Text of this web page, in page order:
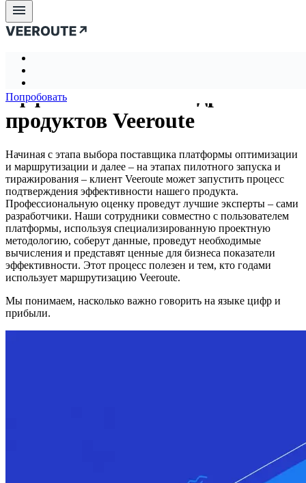
Попробовать
Математическое ядро
Vrt Studio
Подтверждение эффективности продукта
Производительность и качество
Масштабируемость
Гибкость
Критерии оптимизации
Учёт стохастики
Бизнес-статистика
Анализ и оптимизация транспортной логистики
Маршрутизация вывоза отходов
Оценка и минимизация рисков
Оптимизация затрат и пробега
Повышение качества обслуживания
Доставка последней мили
Динамическое планирование и маршрутизация
Планирование работ сервисных инженеров
Оптимизация транспортного парка и штата
Сервисы экспресс-доставки и почтовые службы
Дальнемагистральные и мультимодальные
Увеличение производительности труда
О нас
О компании
Блог
Документация
О продукте
Подтверждение
экономической
эффективности внедрения
продуктов Veeroute
Начиная с этапа выбора поставщика платформы оптимизации
и маршрутизации и далее – на этапах пилотного запуска и
тиражирования – клиент Veeroute может запустить процесс
подтверждения эффективности нашего продукта.
Профессиональную оценку проведут лучшие эксперты – сами
разработчики. Наши сотрудники совместно с пользователем
платформы, используя специализированную проектную
методологию, соберут данные, проведут необходимые
вычисления и представят ценные для бизнеса показатели
эффективности. Этот процесс полезен и тем, кто годами
использует маршрутизацию Veeroute.
Мы понимаем, насколько важно говорить на языке цифр и
прибыли.